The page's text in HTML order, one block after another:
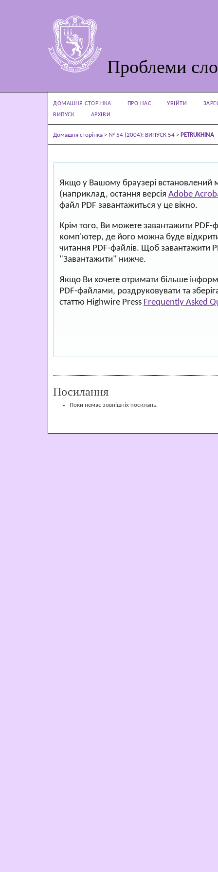
Проблеми
ДОМАШНЯ СТОРІНКА ПРО НАС УВІЙТИ
ВИПУСК
АРХІВИ
Домашня сторінка > № 54 (2004): ВИПУСК 54 > PETRUKHINA
Якщо у Вашому браузері встановлений
(наприклад, остання версія Adobe
файл PDF завантажиться у це вікно.
Крім того, Ви можете завантажити PDF-
комп'ютер, де його можна буде
читання PDF-файлів. Щоб завантажити
"Завантажити" нижче.
Якщо Ви хочете отримати більше
PDF-файлами, роздруковувати та
статтю Highwire Press Frequently Asked
Посилання
Поки немає зовнішніх посилань.